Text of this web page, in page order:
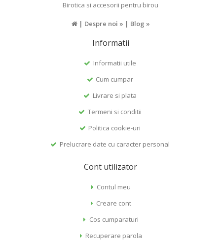
Birotica si accesorii pentru birou
| Despre noi » | Blog »
Informatii
Informatii utile
Cum cumpar
Livrare si plata
Termeni si conditii
Politica cookie-uri
Prelucrare date cu caracter personal
Cont utilizator
Contul meu
Creare cont
Cos cumparaturi
Recuperare parola